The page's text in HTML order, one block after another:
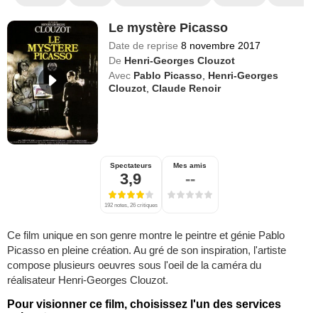
Le mystère Picasso
Date de reprise 8 novembre 2017
De Henri-Georges Clouzot
Avec Pablo Picasso
Henri-Georges
Clouzot ,Claude Renoir
Spectateurs
3,9
192 notes, 26 critiques
Mes amis
--
Ce film unique en son genre montre le peintre et génie Pablo
Picasso en pleine création. Au gré de son inspiration, l'artiste
compose plusieurs oeuvres sous l'oeil de la caméra du
réalisateur Henri-Georges Clouzot.
Pour visionner ce film, choisissez l'un des services